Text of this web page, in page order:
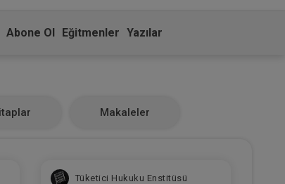
Abone Ol Eğitmenler Yazılar
Makaleler
Tüketici Hukuku Enstitüsü